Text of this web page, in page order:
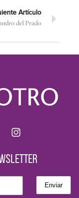
Artículo
del Prado